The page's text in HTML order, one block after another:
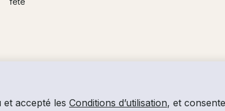
accepté les Conditions d’utilisation, et